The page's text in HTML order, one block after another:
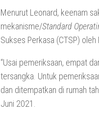
Menurut Leonard, keenam
mekanisme/Standard
Sukses Perkasa (CTSP)
“Usai pemeriksaan, empat
tersangka. Untuk
dan ditempatkan di rumah
Juni 2021.